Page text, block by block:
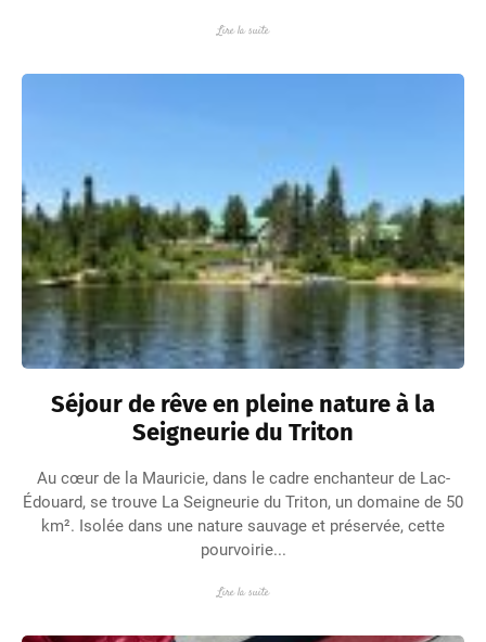
Lire la suite
Séjour de rêve en pleine nature à la
Seigneurie du Triton
Au cœur de la Mauricie, dans le cadre enchanteur de Lac-
Édouard, se trouve La Seigneurie du Triton, un domaine de 50
km². Isolée dans une nature sauvage et préservée, cette
pourvoirie...
Lire la suite